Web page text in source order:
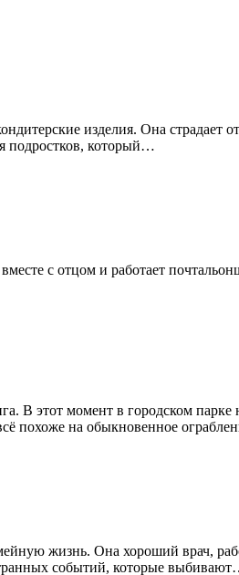
изделия. Она страдает
подростков, который…
с отцом и работает
В этот момент в городском
похоже на обыкновенное
жизнь. Она хороший врач,
событий, которые